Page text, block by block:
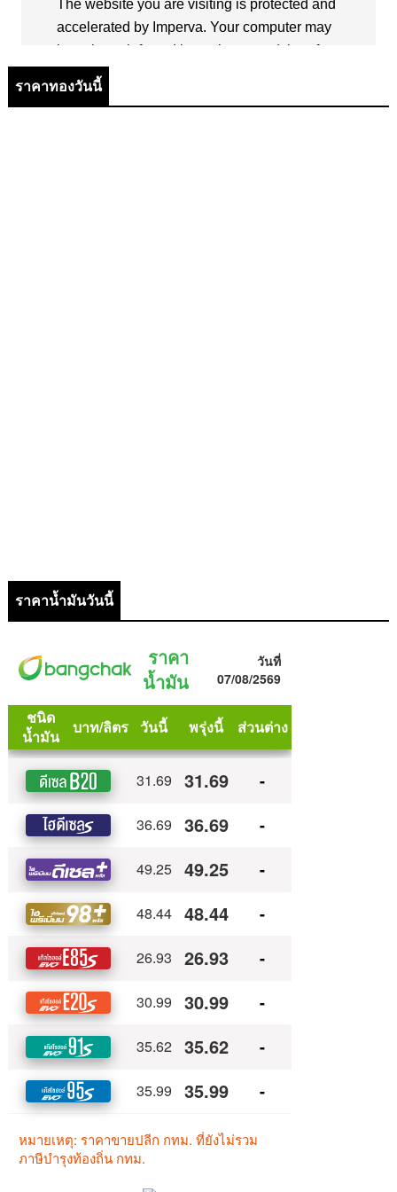
ราคาทองวันนี้
ราคาน้ำมันวันนี้